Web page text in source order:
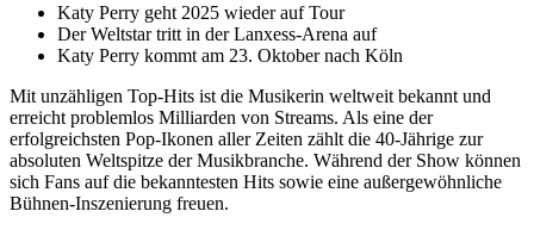
Katy Perry geht 2025 wieder auf Tour
Der Weltstar tritt in der Lanxess-Arena auf
Katy Perry kommt am 23. Oktober nach Köln
Mit unzähligen Top-Hits ist die Musikerin weltweit bekannt und
erreicht problemlos Milliarden von Streams. Als eine der
erfolgreichsten Pop-Ikonen aller Zeiten zählt die 40-Jährige zur
absoluten Weltspitze der Musikbranche. Während der Show können
sich Fans auf die bekanntesten Hits sowie eine außergewöhnliche
Bühnen-Inszenierung freuen.